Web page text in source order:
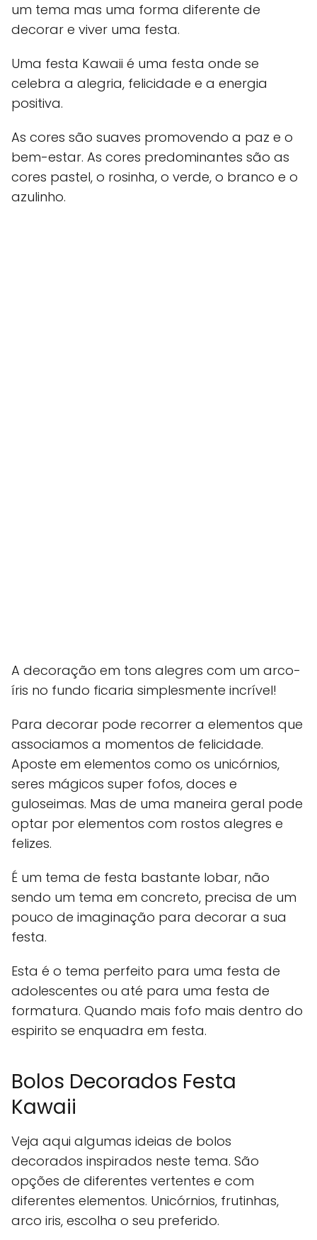
um tema mas uma forma diferente de
decorar e viver uma festa.
Uma festa Kawaii é uma festa onde se
celebra a alegria, felicidade e a energia
positiva.
As cores são suaves promovendo a paz e o
bem-estar. As cores predominantes são as
cores pastel, o rosinha, o verde, o branco e o
azulinho.
A decoração em tons alegres com um arco-
íris no fundo ficaria simplesmente incrível!
Para decorar pode recorrer a elementos que
associamos a momentos de felicidade.
Aposte em elementos como os unicórnios,
seres mágicos super fofos, doces e
guloseimas. Mas de uma maneira geral pode
optar por elementos com rostos alegres e
felizes.
É um tema de festa bastante lobar, não
sendo um tema em concreto, precisa de um
pouco de imaginação para decorar a sua
festa.
Esta é o tema perfeito para uma festa de
adolescentes ou até para uma festa de
formatura. Quando mais fofo mais dentro do
espirito se enquadra em festa.
Bolos Decorados Festa
Kawaii
Veja aqui algumas ideias de bolos
decorados inspirados neste tema. São
opções de diferentes vertentes e com
diferentes elementos. Unicórnios, frutinhas,
arco iris, escolha o seu preferido.